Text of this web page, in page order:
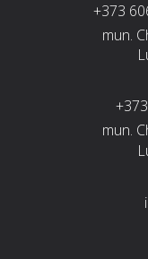
+373
mun.
mun.